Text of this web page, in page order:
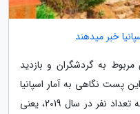
خبر میدهند
به گردشگران و بازدید
پست نگاهی به آمار اسپانیا
داشته ایم. این آمار نشان میدهد که چه تعداد نفر در سال 2019، یعنی